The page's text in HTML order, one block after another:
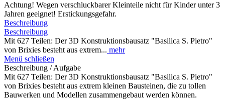
Achtung! Wegen verschluckbarer Kleinteile nicht für Kinder unter 3
Jahren geeignet! Erstickungsgefahr.
Beschreibung
Beschreibung
Mit 627 Teilen: Der 3D Konstruktionsbausatz "Basilica S. Pietro"
von Brixies besteht aus extrem... mehr
Menü schließen
Beschreibung / Aufgabe
Mit 627 Teilen: Der 3D Konstruktionsbausatz "Basilica S. Pietro"
von Brixies besteht aus extrem kleinen Bausteinen, die zu tollen
Bauwerken und Modellen zusammengebaut werden können.